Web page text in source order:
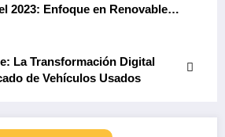
2023: Enfoque en Renovables
La Transformación Digital
de Vehículos Usados